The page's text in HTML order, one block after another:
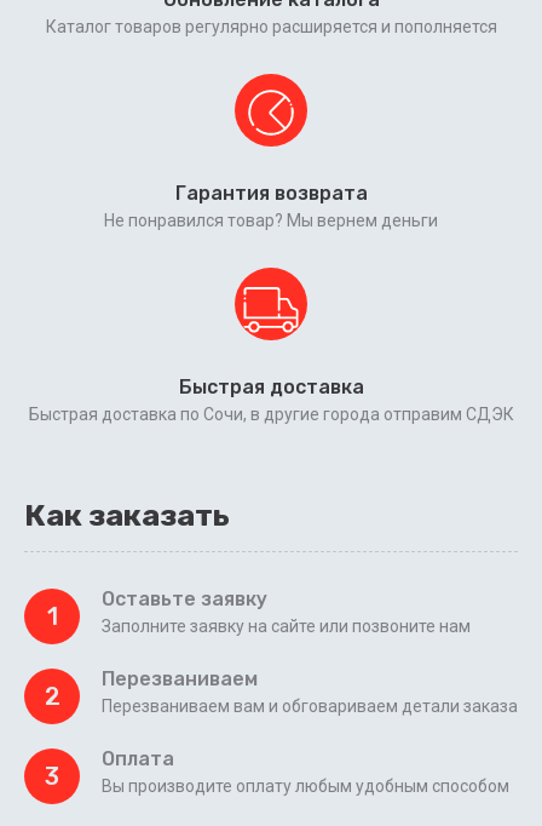
Каталог товаров регулярно расширяется и пополняется
Гарантия возврата
Не понравился товар? Мы вернем деньги
Быстрая доставка
Быстрая доставка по Сочи, в другие города отправим СДЭК
Как заказать
1
Оставьте заявку
Заполните заявку на сайте или позвоните нам
2
Перезваниваем
Перезваниваем вам и обговариваем детали заказа
3
Оплата
Вы производите оплату любым удобным способом